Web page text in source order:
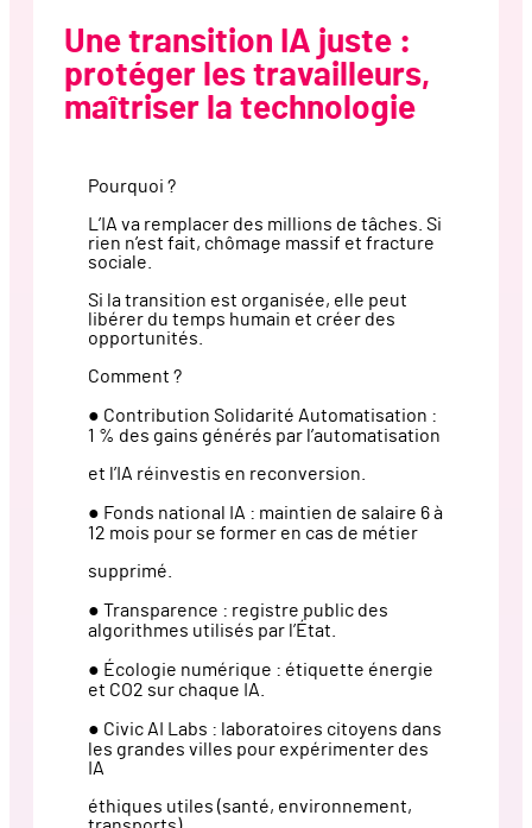
Une transition IA juste :
protéger les travailleurs,
maîtriser la technologie
Pourquoi ?
L’IA va remplacer des millions de tâches. Si
rien n’est fait, chômage massif et fracture
sociale.
Si la transition est organisée, elle peut
libérer du temps humain et créer des
opportunités.
Comment ?
● Contribution Solidarité Automatisation :
1 % des gains générés par l’automatisation
et l’IA réinvestis en reconversion.
● Fonds national IA : maintien de salaire 6 à
12 mois pour se former en cas de métier
supprimé.
● Transparence : registre public des
algorithmes utilisés par l’État.
● Écologie numérique : étiquette énergie
et CO2 sur chaque IA.
● Civic AI Labs : laboratoires citoyens dans
les grandes villes pour expérimenter des
IA
éthiques utiles (santé, environnement,